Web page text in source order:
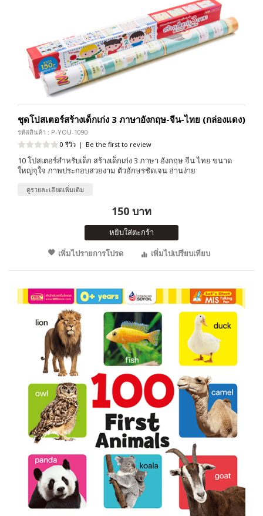
ชุดโปสเตอร์สร้างเด็กเก่ง 3 ภาษาอังกฤษ-จีน-ไทย (กล่องแดง)
รหัสสินค้า : P-YOU-1090
0 รีวิว | Be the first to review
10 โปสเตอร์สำหรับเด็ก สร้างเด็กเก่ง 3 ภาษา อังกฤษ จีน ไทย ขนาด
ใหญ่จุใจ ภาพประกอบสวยงาม ตัวอักษรชัดเจน อ่านง่าย
ดูรายละเอียดเพิ่มเติม
150 บาท
หยิบใส่ตะกร้า
เพิ่มไปรายการโปรด
เพิ่มไปเปรียบเทียบ